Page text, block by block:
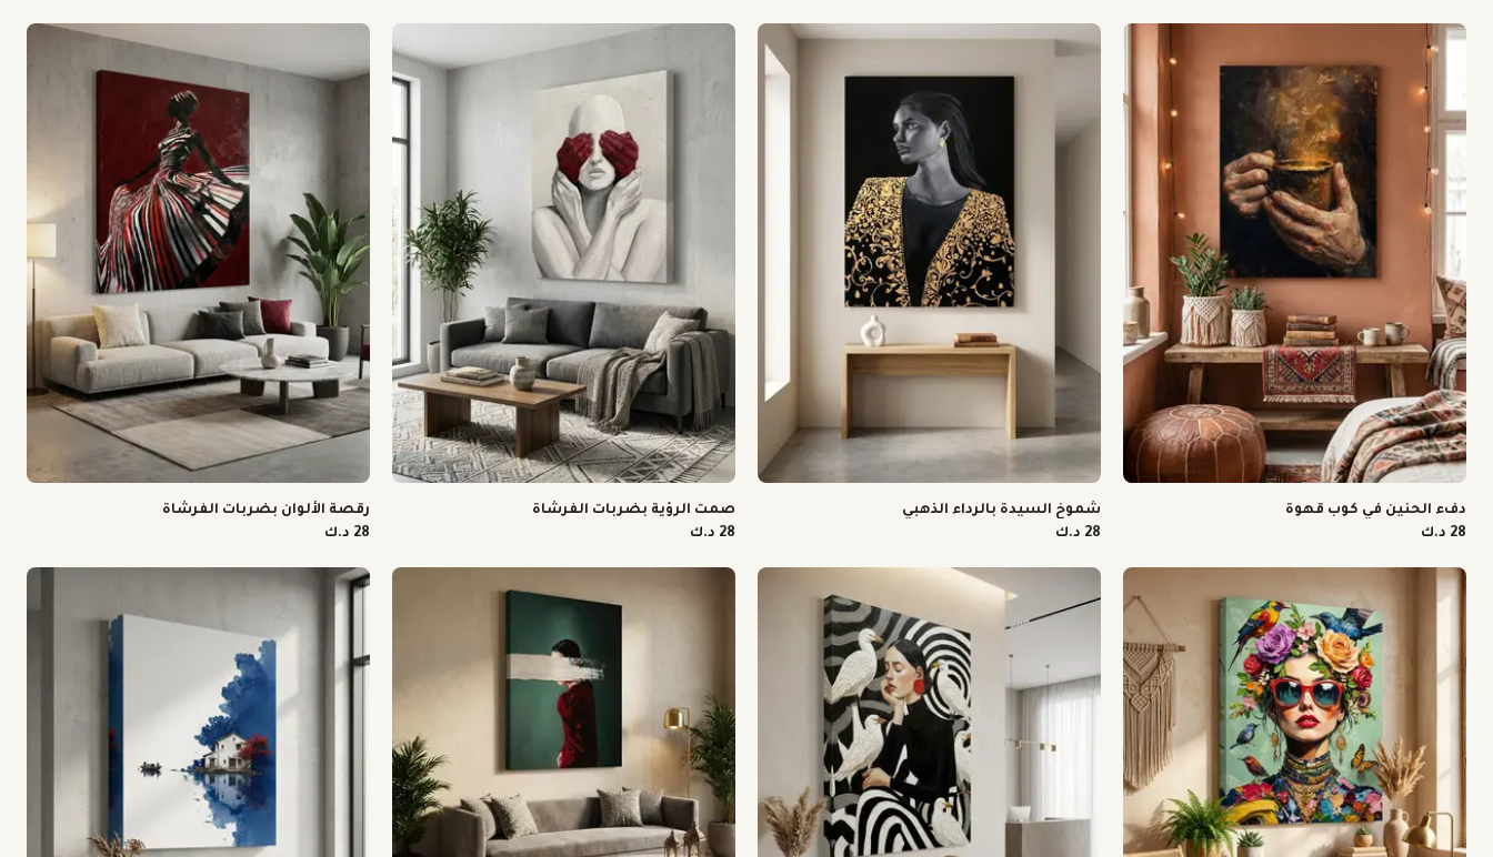
دفء الحنين في كوب قهوة
28 د.ك
شموخ السيدة بالرداء الذهبي
28 د.ك
صمت الرؤية بضربات الفرشاة
28 د.ك
رقصة الألوان بضربات الفرشاة
28 د.ك